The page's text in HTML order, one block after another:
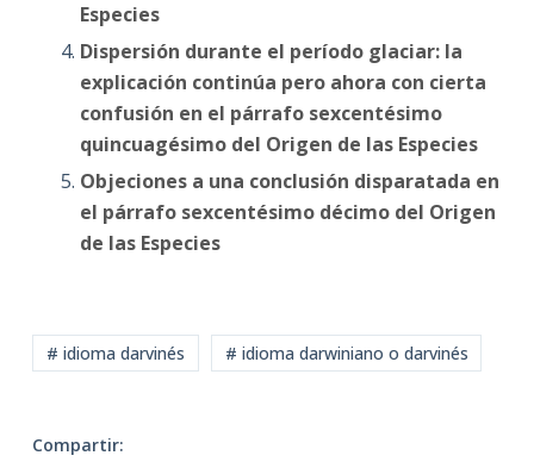
Especies
Dispersión durante el período glaciar: la
explicación continúa pero ahora con cierta
confusión en el párrafo sexcentésimo
quincuagésimo del Origen de las Especies
Objeciones a una conclusión disparatada en
el párrafo sexcentésimo décimo del Origen
de las Especies
# idioma darvinés # idioma darwiniano o darvinés
Compartir: